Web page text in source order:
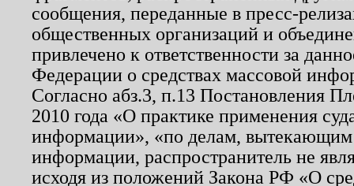
сообщения, переданные в пресс-
общественных организаций и
привлечено к ответственности за
Федерации о средствах массовой
Согласно абз.3, п.13 Постановления
2010 года «О практике применения
информации», «по делам, вытекающим
информации, распространитель не
исходя из положений Закона РФ «О